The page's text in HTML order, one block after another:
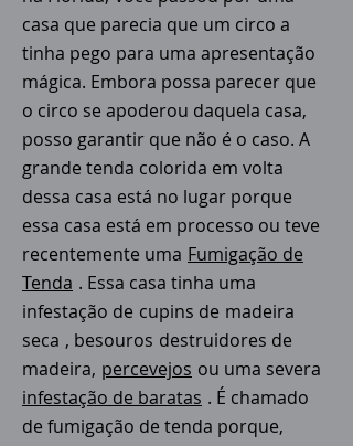
casa que parecia que um circo a
tinha pego para uma apresentação
mágica. Embora possa parecer que
o circo se apoderou daquela casa,
posso garantir que não é o caso. A
grande tenda colorida em volta
dessa casa está no lugar porque
essa casa está em processo ou teve
recentemente uma Fumigação de
Tenda . Essa casa tinha uma
infestação de cupins de madeira
seca , besouros destruidores de
madeira, percevejos ou uma severa
infestação de baratas . É chamado
de fumigação de tenda porque,